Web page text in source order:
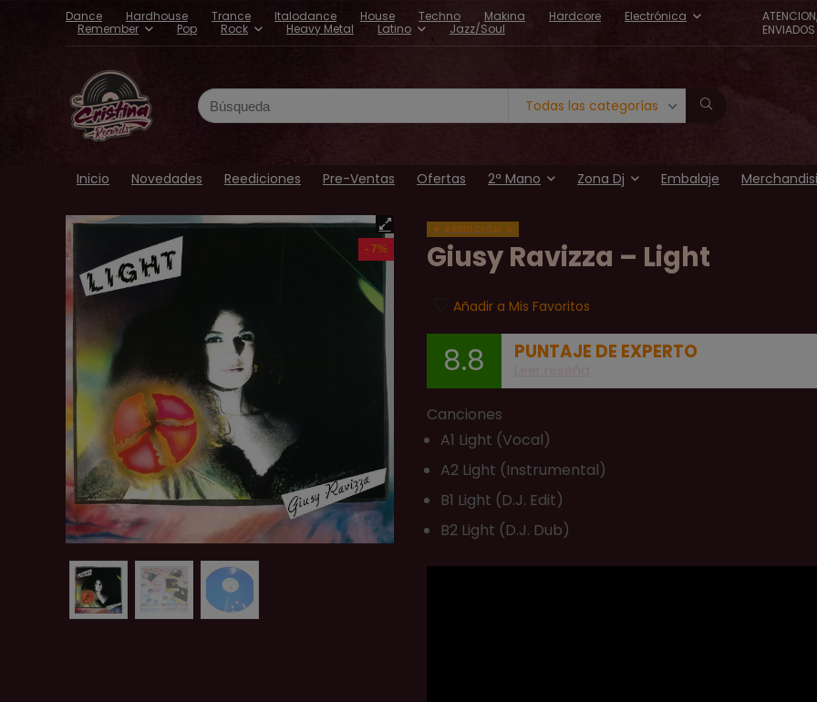
Dance Hardhouse Trance Italodance House Techno Makina Hardcore
Electrónica
Remember
Pop Rock Heavy Metal Latino Jazz/Soul
Search
for:
Todas las categorías
Inicio Novedades Reediciones Pre-Ventas Ofertas 2ª Mano Zona Dj Embalaje
- 7%
REEDICIÓN
Giusy Ravizza ‎– Light
Añadir a Mis Favoritos
8.8 PUNTAJE DE EXPERTO
Canciones
A1 Light (Vocal)
A2 Light (Instrumental)
B1 Light (D.J. Edit)
B2 Light (D.J. Dub)